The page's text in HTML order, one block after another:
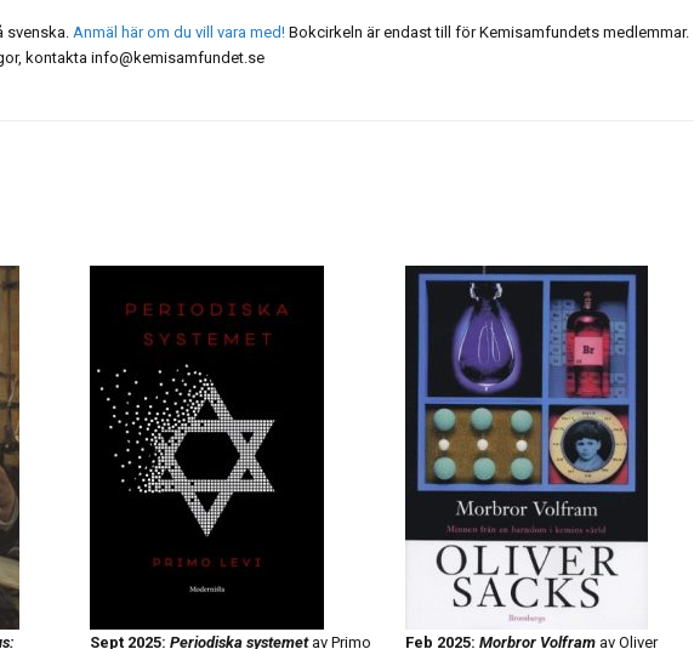
svenska. Anmäl här om du vill vara med! Bokcirkeln är endast till för Kemisamfundets medlemmar.
kontakta info@kemisamfundet.se
Sept 2025:Periodiska systemet av Primo
Feb 2025: Morbror Volfram av Oliver